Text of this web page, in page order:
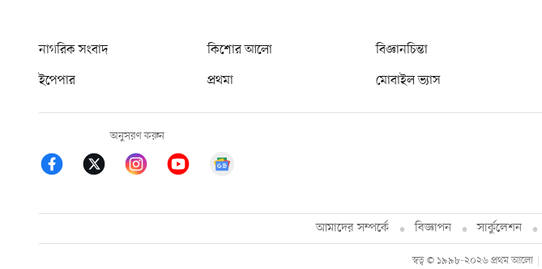
নাগরিক সংবাদ কিশোর আলো বিজ্ঞানচিন্তা
ইপেপার
প্রথমা মোবাইল ভ্যাস
অনুসরণ করুন
আমাদের সম্পর্কে বিজ্ঞাপন সার্কুলেশন
স্বত্ব © ১৯৯৮-২০২৬ প্রথম আলো